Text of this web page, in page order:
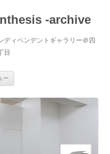
-archive
ディペンデントギャラリー＠四
目
ー
ツ
ッ